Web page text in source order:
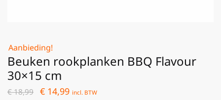
Aanbieding!
Beuken rookplanken BBQ Flavour
30×15 cm
€18,99 € 14,99 incl. BTW